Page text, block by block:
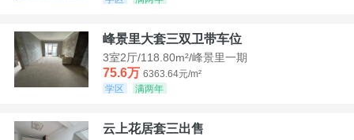
峰景里大套三双卫带车位
3室2厅/118.80m²/峰景里一期
75.6万 6363.64元/m²
学区
满两年
云上花居套三出售